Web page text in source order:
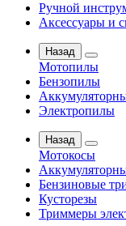
Ручной
Аксессуары и
Назад
Мотопилы
Бензопилы
Электропилы
Назад
Мотокосы
Бензиновые
Кусторезы
Триммеры